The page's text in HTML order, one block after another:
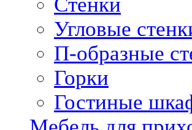
Угловые
П-образные
Горки
Гостиные